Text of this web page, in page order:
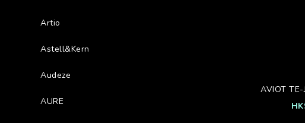
Artio
Astell&Kern
Audeze
AURE
AVIOT